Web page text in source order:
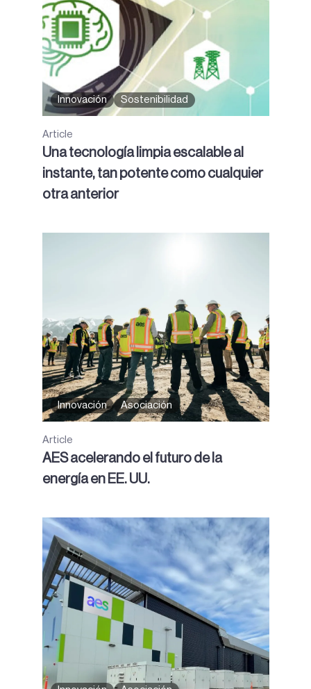
Innovación Sostenibilidad
Article
Una tecnología limpia escalable al
instante, tan potente como cualquier
otra anterior
Innovación Asociación
Article
AES acelerando el futuro de la
energía en EE. UU.